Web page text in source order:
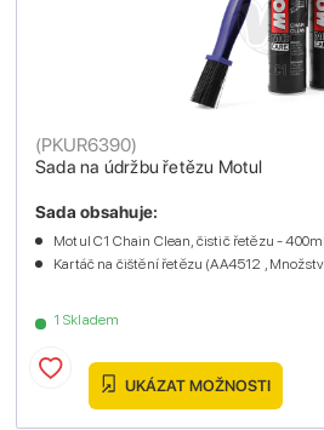
Sada na údržbu řetězu Motul
(PKUR6390)
1 Skladem
Sada obsahuje:
Motul C1 Chain Clean, čistič řetězu -
Kartáč na čištění řetězu (AA4512 ,
UKÁZAT MOŽNOSTI